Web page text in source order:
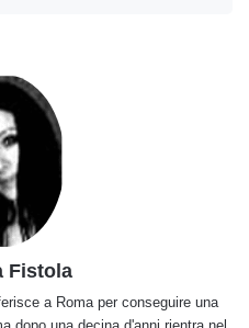
Fistola
a Roma per conseguire una